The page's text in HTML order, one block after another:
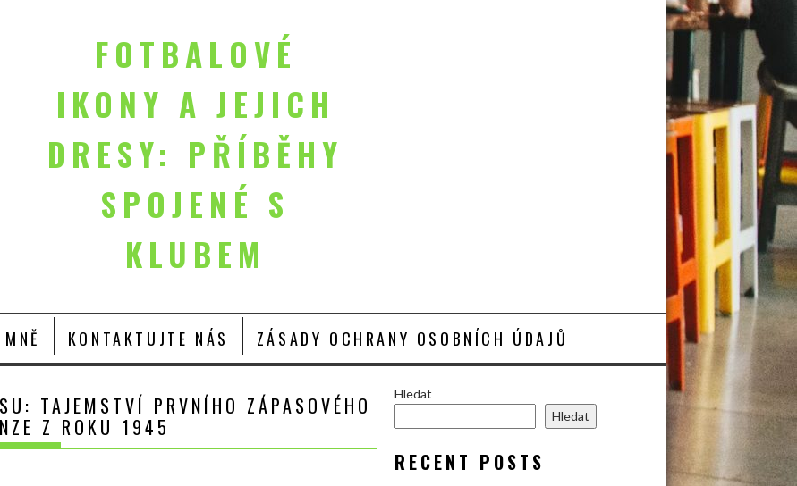
FOTBALOVÉ
IKONY A JEJICH
DRESY: PŘÍBĚHY
SPOJENÉ S
KLUBEM
KONTAKTUJTE NÁS ZÁSADY OCHRANY OSOBNÍCH ÚDAJŮ
TAJEMSTVÍ PRVNÍHO ZÁPASOVÉHO
Z ROKU 1945
Hledat
Hledat
RECENT POSTS